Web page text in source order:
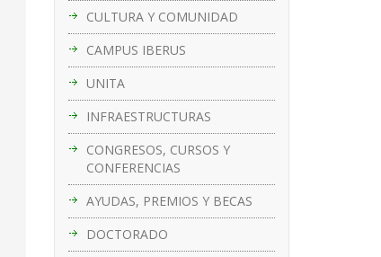
CULTURA Y COMUNIDAD
CAMPUS IBERUS
UNITA
INFRAESTRUCTURAS
CONGRESOS, CURSOS Y
CONFERENCIAS
AYUDAS, PREMIOS Y BECAS
DOCTORADO